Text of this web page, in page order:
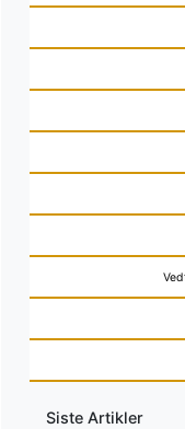
Siste Artikler